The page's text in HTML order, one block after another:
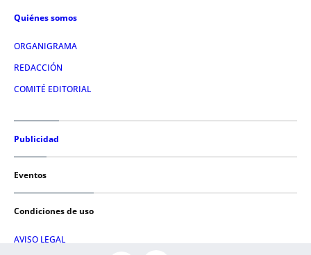
Quiénes somos
ORGANIGRAMA
REDACCIÓN
COMITÉ EDITORIAL
Publicidad
Eventos
Condiciones de uso
AVISO LEGAL